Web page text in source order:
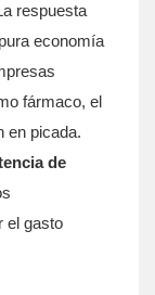
respuesta
economía
fármaco, el
en picada.
de
el gasto